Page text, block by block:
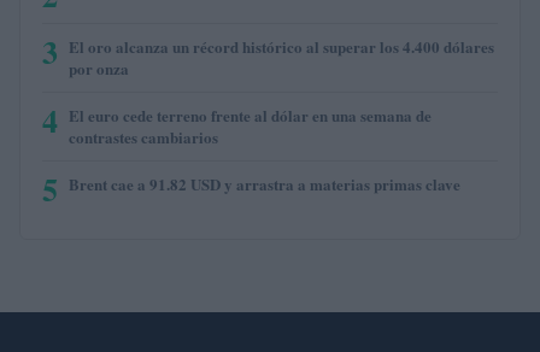
3 El oro alcanza un récord histórico al superar los 4.400 dólares
por onza
4 El euro cede terreno frente al dólar en una semana de
contrastes cambiarios
5 Brent cae a 91.82 USD y arrastra a materias primas clave